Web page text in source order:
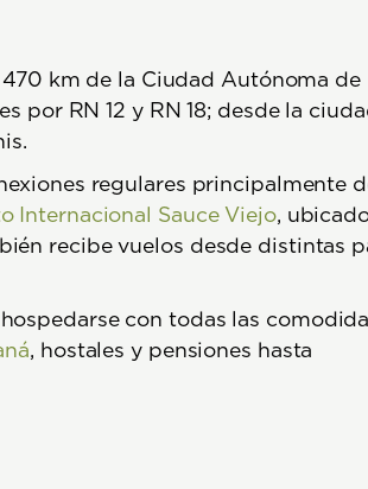
km de la Ciudad Autónoma de
por RN 12 y RN 18; desde la
regulares principalmente
Internacional Sauce Viejo,
recibe vuelos desde distintas
con todas las
, hostales y pensiones hasta